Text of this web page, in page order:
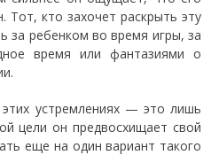
Тот, кто захочет раскрыть эту
за ребенком во время игры, за
время или фантазиями о
устремлениях — это лишь
цели он предвосхищает свой
еще на один вариант такого